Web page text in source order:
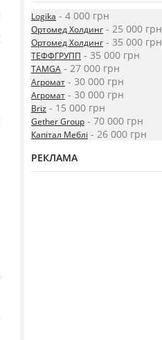
Logika - 4 000 грн
Ортомед Холдинг - 25 000 грн
Ортомед Холдинг - 35 000 грн
ТЕФФГРУПП - 35 000 грн
TAMGA - 27 000 грн
Агромат - 30 000 грн
Агромат - 30 000 грн
Briz - 15 000 грн
Gether Group - 70 000 грн
Капітал Меблі - 26 000 грн
РЕКЛАМА